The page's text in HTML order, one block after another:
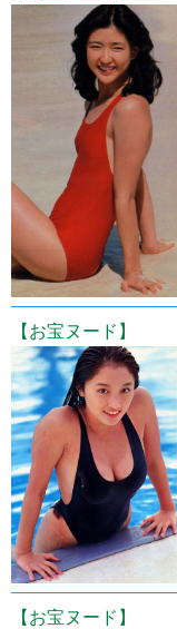
【お宝ヌード】
【お宝ヌード】